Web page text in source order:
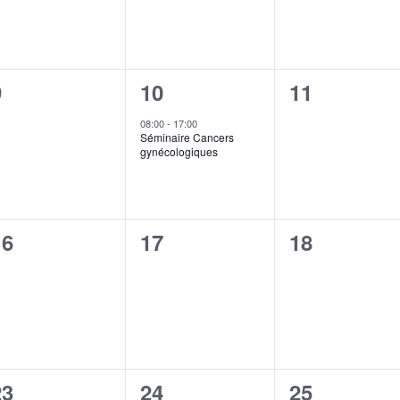
1
événement,
10
08:00- 17:00
Séminaire Cancers
gynécologiques
0
11
0
17
0
18
0
24
0
25